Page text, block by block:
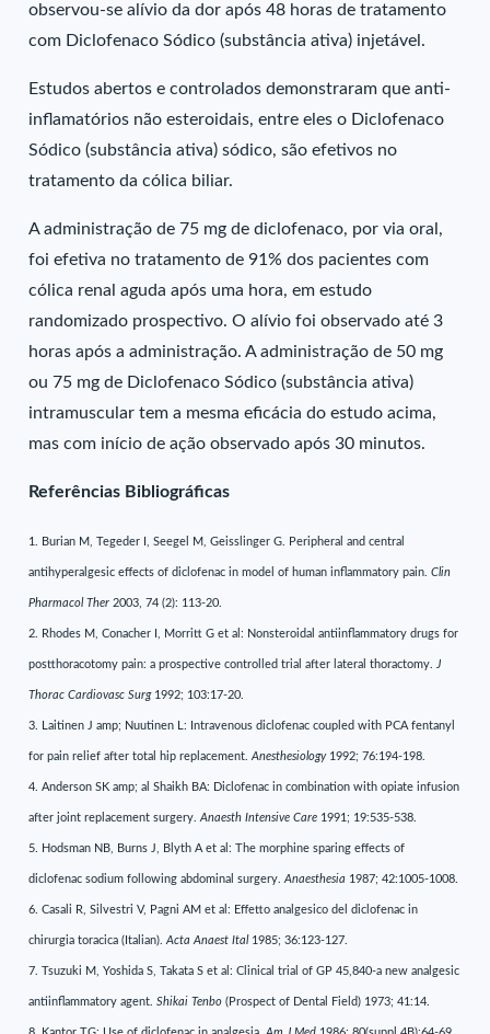
observou-se alívio da dor após 48 horas de tratamento
com Diclofenaco Sódico (substância ativa) injetável.
Estudos abertos e controlados demonstraram que anti-
inflamatórios não esteroidais, entre eles o Diclofenaco
Sódico (substância ativa) sódico, são efetivos no
tratamento da cólica biliar.
A administração de 75 mg de diclofenaco, por via oral,
foi efetiva no tratamento de 91% dos pacientes com
cólica renal aguda após uma hora, em estudo
randomizado prospectivo. O alívio foi observado até 3
horas após a administração. A administração de 50 mg
ou 75 mg de Diclofenaco Sódico (substância ativa)
intramuscular tem a mesma eficácia do estudo acima,
mas com início de ação observado após 30 minutos.
Referências Bibliográficas
1. Burian M, Tegeder I, Seegel M, Geisslinger G. Peripheral and central
antihyperalgesic effects of diclofenac in model of human inflammatory pain.Clin
Pharmacol Ther 2003, 74 (2): 113-20.
2. Rhodes M, Conacher I, Morritt G et al: Nonsteroidal antiinflammatory drugs for
postthoracotomy pain: a prospective controlled trial after lateral thoractomy. J
Thorac Cardiovasc Surg 1992; 103:17-20.
3. Laitinen J amp; Nuutinen L: Intravenous diclofenac coupled with PCA fentanyl
for pain relief after total hip replacement.Anesthesiology1992; 76:194-198.
4. Anderson SK amp; al Shaikh BA: Diclofenac in combination with opiate infusion
after joint replacement surgery.Anaesth Intensive Care 1991; 19:535-538.
5. Hodsman NB, Burns J, Blyth A et al: The morphine sparing effects of
diclofenac sodium following abdominal surgery. Anaesthesia 1987; 42:1005-1008.
6. Casali R, Silvestri V, Pagni AM et al: Effetto analgesico del diclofenac in
chirurgia toracica (Italian).Acta Anaest Ital1985; 36:123-127.
7. Tsuzuki M, Yoshida S, Takata S et al: Clinical trial of GP 45,840-a new analgesic
antiinflammatory agent. Shikai Tenbo(Prospect of Dental Field) 1973; 41:14.